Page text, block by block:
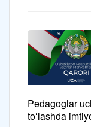
Pedagoglar
toʻlashda